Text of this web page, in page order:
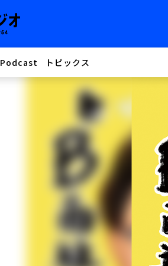
Podcast トピックス